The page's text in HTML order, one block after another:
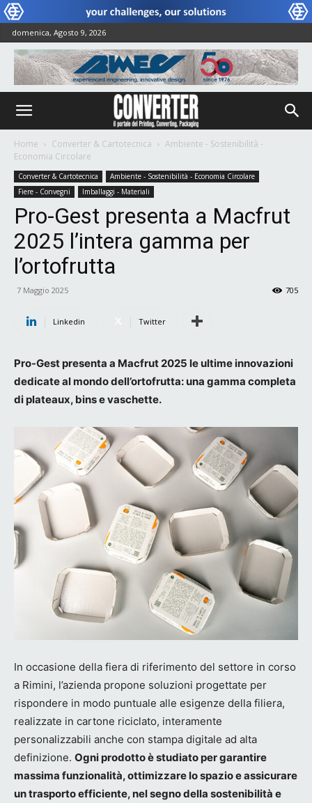
domenica, Agosto 9, 2026
Home Converter & Cartotecnica
Ambiente - Sostenibilità -
Economia Circolare
Converter & Cartotecnica
Ambiente - Sostenibilità - Economia Circolare
Fiere - Convegni
Imballaggi - Materiali
Pro-Gest presenta a Macfrut
2025 l’intera gamma per
l’ortofrutta
7 Maggio 2025 705
Linkedin Twitter
Pro-Gest presenta a Macfrut 2025 le ultime innovazioni
dedicate al mondo dell’ortofrutta: una gamma completa
di plateaux, bins e vaschette.
In occasione della fiera di riferimento del settore in corso
a Rimini, l’azienda propone soluzioni progettate per
rispondere in modo puntuale alle esigenze della filiera,
realizzate in cartone riciclato, interamente
personalizzabili anche con stampa digitale ad alta
definizione. Ogni prodotto è studiato per garantire
massima funzionalità, ottimizzare lo spazio e assicurare
un trasporto efficiente, nel segno della sostenibilità e